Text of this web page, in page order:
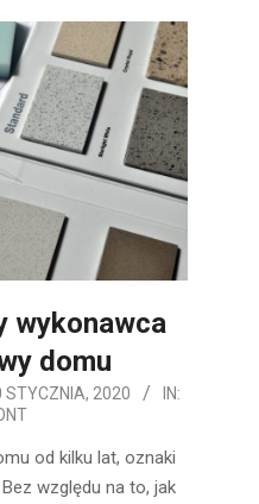
wykonawca
domu
STYCZNIA, 2020
IN:
od kilku lat, oznaki
względu na to, jak